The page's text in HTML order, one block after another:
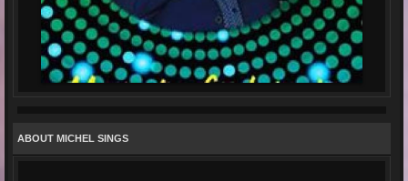
ABOUT MICHEL SINGS